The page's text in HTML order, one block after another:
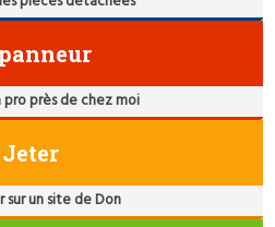
près de chez moi
Jeter
sur un site de Don